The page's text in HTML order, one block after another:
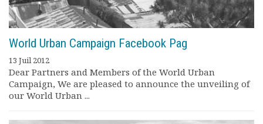
World Urban Campaign Facebook Pag
13 Juil 2012
Dear Partners and Members of the World Urban
Campaign, We are pleased to announce the unveiling of
our World Urban ...